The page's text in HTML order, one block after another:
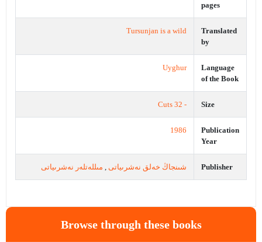
pages
Translated
by
Tursunjan is a wild
Language
of the Book
Uyghur
Size
- 32 Cuts
Publication
Year
1986
Publisher شىنجاڭ خەلق نەشرىياتى , مىللەتلەر نەشرىياتى
Browse through these books